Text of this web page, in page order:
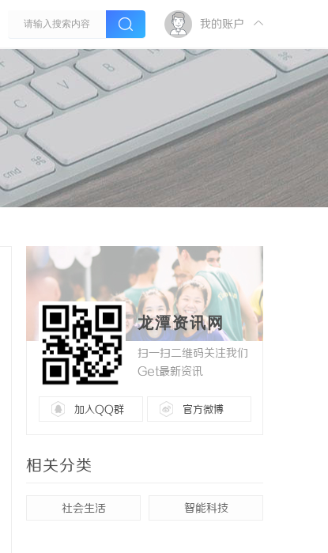
我的账户
龙潭资讯网
扫一扫二维码关注我们
Get最新资讯
加入QQ群 官方微博
相关分类
社会生活 智能科技